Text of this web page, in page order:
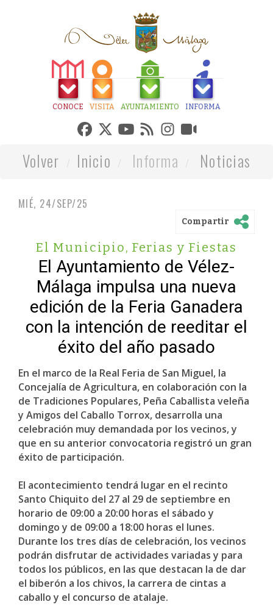
CONOCE VISITA AYUNTAMIENTO INFORMA
Volver Inicio Informa Noticias
MIÉ, 24/SEP/25
Compartir
El Municipio, Ferias y Fiestas
El Ayuntamiento de Vélez-
Málaga impulsa una nueva
edición de la Feria Ganadera
con la intención de reeditar el
éxito del año pasado
En el marco de la Real Feria de San Miguel, la
Concejalía de Agricultura, en colaboración con la
de Tradiciones Populares, Peña Caballista veleña
y Amigos del Caballo Torrox, desarrolla una
celebración muy demandada por los vecinos, y
que en su anterior convocatoria registró un gran
éxito de participación.
El acontecimiento tendrá lugar en el recinto
Santo Chiquito del 27 al 29 de septiembre en
horario de 09:00 a 20:00 horas el sábado y
domingo y de 09:00 a 18:00 horas el lunes.
Durante los tres días de celebración, los vecinos
podrán disfrutar de actividades variadas y para
todos los públicos, en las que destacan la de dar
el biberón a los chivos, la carrera de cintas a
caballo y el concurso de atalaje.